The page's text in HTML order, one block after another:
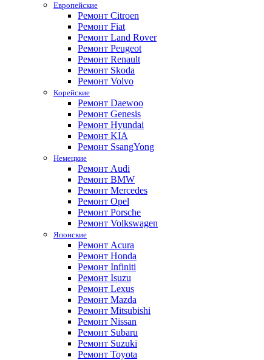
Европейские
Ремонт Citroen
Ремонт Fiat
Ремонт Land Rover
Ремонт Peugeot
Ремонт Renault
Ремонт Skoda
Ремонт Volvo
Корейские
Ремонт Daewoo
Ремонт Genesis
Ремонт Hyundai
Ремонт KIA
Ремонт SsangYong
Немецкие
Ремонт Audi
Ремонт BMW
Ремонт Mercedes
Ремонт Opel
Ремонт Porsche
Ремонт Volkswagen
Японские
Ремонт Acura
Ремонт Honda
Ремонт Infiniti
Ремонт Isuzu
Ремонт Lexus
Ремонт Mazda
Ремонт Mitsubishi
Ремонт Nissan
Ремонт Subaru
Ремонт Suzuki
Ремонт Toyota